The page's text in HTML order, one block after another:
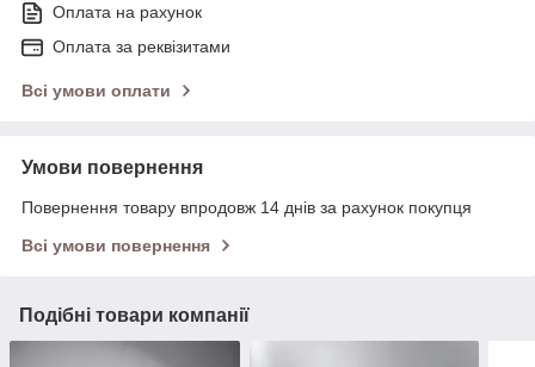
Оплата на рахунок
Оплата за реквізитами
Всі умови оплати
Умови повернення
Повернення товару впродовж 14 днів за рахунок покупця
Всі умови повернення
Подібні товари компанії